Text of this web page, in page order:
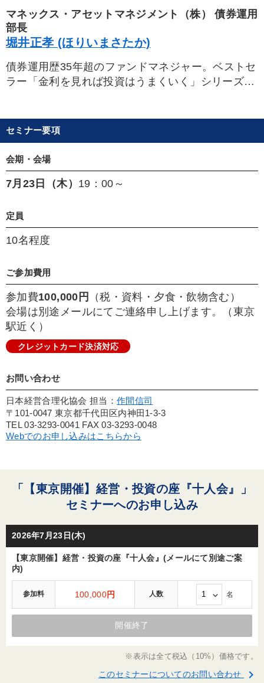
設立、代表取締役に就任。実績が数字で残る投資の
世界にあって、欧米ファンドのグローバル株部門で
1984年以降、例外的な年を除き17 年にわたり、
成績をあげる。徹底した現場主義を貫き、年間を通
し日米欧の各地を歩き巡り、カネの流れと企業情報
『おカネの法則』の他、速報CDシリーズ『大竹愼
一の最新経済予測』などがある。
マネックス・アセットマネジメント（株） 債券運用
部長
堀井正孝 (ほりいまさたか)
債券運用歴35年超のファンドマネジャー。ベストセ
ラー「金利を見れば投資はうまくいく」シリーズ著
者（2005年～2015年12月）。第一生命保険（株）
および系列運用会社、国際投信投資顧問（株）（現
三菱UFJアセットマネジメント（株））、SBI系列
運用会社で、一貫して金利の探求、債券運用に従
事。著書に「経済はお金から学べ」（2025/11 SB
く 日本編」（2024/11 クロスメディア・パブ
リッシング）、「改訂版 金利を見れば投資はうま
くいく」（2022/6 クロスメディア・パブリッシン
セミナー要項
会期・会場
7月23日（木） 19：00～
定員
10名程度
ご参加費用
参加費100,000円
（税・資料・夕食・飲物含む）
会場は別途メールにてご連絡申し上げます。（東京
駅近く）
クレジットカード決済対応
お問い合わせ
日本経営合理化協会 担当：作間信司
〒101-0047 東京都千代田区内神田1-3-3
TEL 03-3293-0041 FAX 03-3293-0048
Webでのお申し込みはこちらから
「【東京開催】経営・投資の座『十人会』」
セミナーへのお申し込み
2026年7月23日(木)
【東京開催】経営・投資の座『十人会』(メールにて別途ご案
内)
参加料 100,000円 人数 名
開催終了
※表示は全て税込（10%）価格です。
このセミナーについてのお問い合わせ keyboard_arrow_right